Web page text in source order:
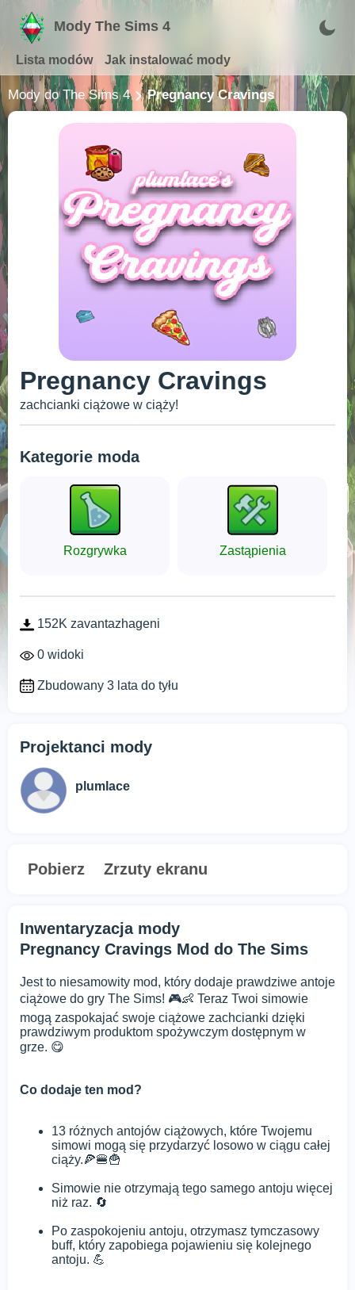
Mody The Sims 4
Lista modów Jak instalować mody
Mody do The Sims 4 Pregnancy Cravings
Pregnancy Cravings
zachcianki ciążowe w ciąży!
Kategorie moda
Rozgrywka Zastąpienia
152K zavantazhageni
0 widoki
Zbudowany 3 lata do tyłu
Projektanci mody
plumlace
Pobierz Zrzuty ekranu
Inwentaryzacja mody
Pregnancy Cravings Mod do The Sims
Jest to niesamowity mod, który dodaje prawdziwe antoje
ciążowe do gry The Sims! 🎮👶 Teraz Twoi simowie
mogą zaspokajać swoje ciążowe zachcianki dzięki
prawdziwym produktom spożywczym dostępnym w
grze. 😋
Co dodaje ten mod?
13 różnych antojów ciążowych, które Twojemu
simowi mogą się przydarzyć losowo w ciągu całej
ciąży.🍕🍔🍟
Simowie nie otrzymają tego samego antoju więcej
niż raz. 🔄
Po zaspokojeniu antoju, otrzymasz tymczasowy
buff, który zapobiega pojawieniu się kolejnego
antoju. 💪